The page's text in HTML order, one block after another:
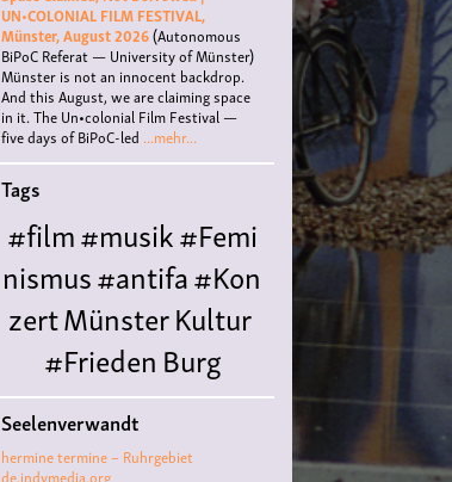
UN•COLONIAL FILM FESTIVAL,
Münster, August 2026(Autonomous
BiPoC Referat — University of Münster)
Münster is not an innocent backdrop.
And this August, we are claiming space
in it. The Un•colonial Film Festival —
five days of BiPoC-led ...mehr...
Tags
#film#musik#Femi
nismus#antifa#Kon
zertMünsterKultur
#FriedenBurg
Hülshoffliteratur#
Queer#Workshop
Seelenverwandt
hermine termine – Ruhrgebiet
de.indymedia.org